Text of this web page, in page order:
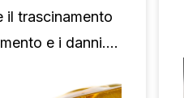
il trascinamento
e i danni.
dell'olio.